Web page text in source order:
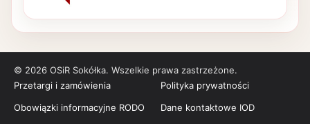
© 2026 OSiR Sokółka. Wszelkie prawa zastrzeżone.
Przetargi i zamówienia
Polityka prywatności
Obowiązki informacyjne RODO
Dane kontaktowe IOD